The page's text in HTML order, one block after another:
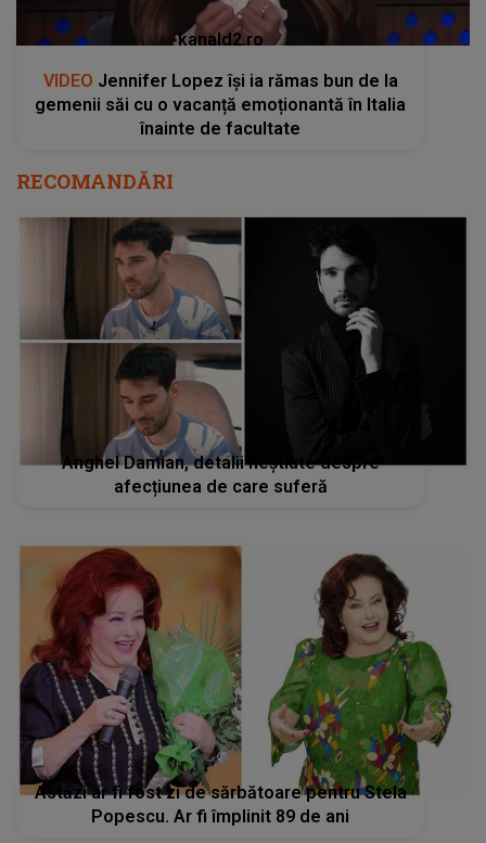
kanald2.ro
VIDEO Jennifer Lopez își ia rămas bun de la
gemenii săi cu o vacanță emoționantă în Italia
înainte de facultate
RECOMANDĂRI
Anghel Damian, detalii neștiute despre
afecțiunea de care suferă
Astăzi ar fi fost zi de sărbătoare pentru Stela
Popescu. Ar fi împlinit 89 de ani